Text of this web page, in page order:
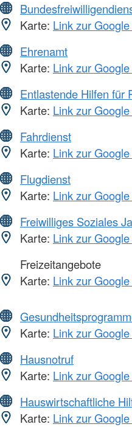
Karte: Link zur
Ehrenamt
Karte: Link zur
Entlastende Hilfen für
Karte: Link zur
Fahrdienst
Karte: Link zur
Flugdienst
Karte: Link zur
Freiwilliges Soziales
Karte: Link zur
Freizeitangebote
Karte: Link zur
Karte: Link zur
Hausnotruf
Karte: Link zur
Hauswirtschaftliche
Karte: Link zur